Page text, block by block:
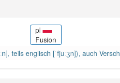
mit Endung-fusion aber mit einem
pl
Fusion
teils englisch [ˈfjuːʒn]), auch